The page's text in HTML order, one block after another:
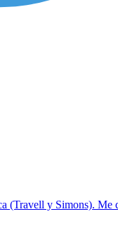
(Travell y Simons). Me